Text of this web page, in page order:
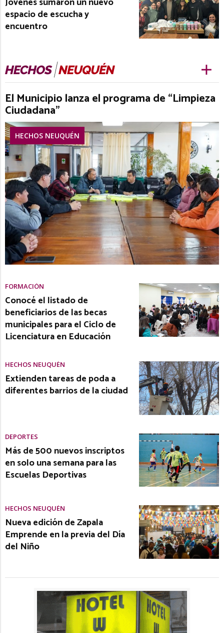
espacio de escucha y
encuentro
El Municipio lanza el programa de “Limpieza
Ciudadana”
HECHOS NEUQUÉN
FORMACIÓN
Conocé el listado de
beneficiarios de las becas
municipales para el Ciclo de
Licenciatura en Educación
HECHOS NEUQUÉN
Extienden tareas de poda a
diferentes barrios de la ciudad
DEPORTES
Más de 500 nuevos inscriptos
en solo una semana para las
Escuelas Deportivas
HECHOS NEUQUÉN
Nueva edición de Zapala
Emprende en la previa del Día
del Niño